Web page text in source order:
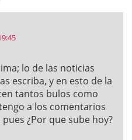
lo de las noticias
escriba, y en esto de la
tantos bulos como
a los comentarios
¿Por que sube hoy?